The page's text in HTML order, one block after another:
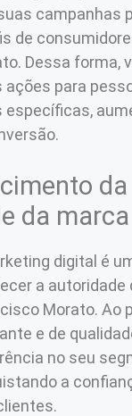
campanhas
de
Dessa forma,
ações para
da
da marca
digital é
a autoridade
Morato. Ao
e de
no seu
a